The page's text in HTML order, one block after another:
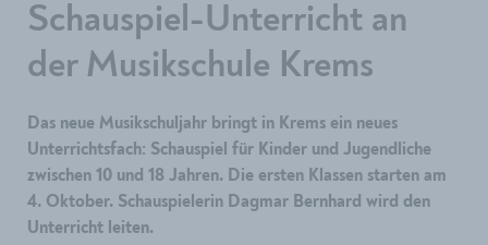
Schauspiel-Unterricht an
der Musikschule Krems
Das neue Musikschuljahr bringt in Krems ein neues
Unterrichtsfach: Schauspiel für Kinder und Jugendliche
zwischen 10 und 18 Jahren. Die ersten Klassen starten am
4. Oktober. Schauspielerin Dagmar Bernhard wird den
Unterricht leiten.